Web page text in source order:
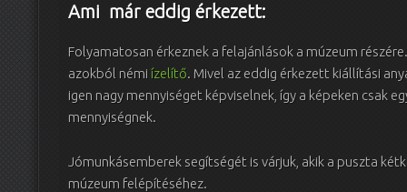
Ami már eddig érkezett:
Folyamatosan érkeznek a felajánlások a múzeum
azokból némi ízelítő. Mivel az eddig érkezett kiállítási
igen nagy mennyiséget képviselnek, így a képeken csak
mennyiségnek.
Jómunkásemberek segítségét is várjuk, akik a puszta
múzeum felépítéséhez.